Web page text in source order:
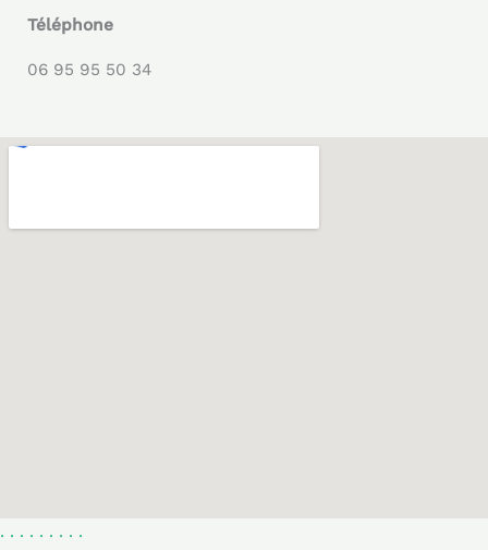
Téléphone
06 95 95 50 34
. . . . . . . . .